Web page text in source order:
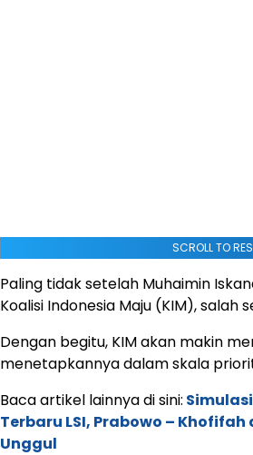
SCROLL TO
Paling tidak setelah Muhaimin
Koalisi Indonesia Maju (KIM),
Dengan begitu, KIM akan makin
menetapkannya dalam skala
Baca artikel lainnya di sini:
Terbaru LSI, Prabowo – Khofifah
Unggul